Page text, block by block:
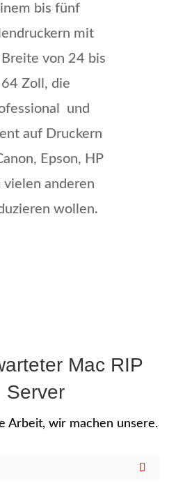
bis fünf
mit
von 24 bis
64 Zoll, die
und
auf Druckern
Epson, HP
vielen anderen
wollen.
Mac RIP
Server
Arbeit, wir machen unsere.